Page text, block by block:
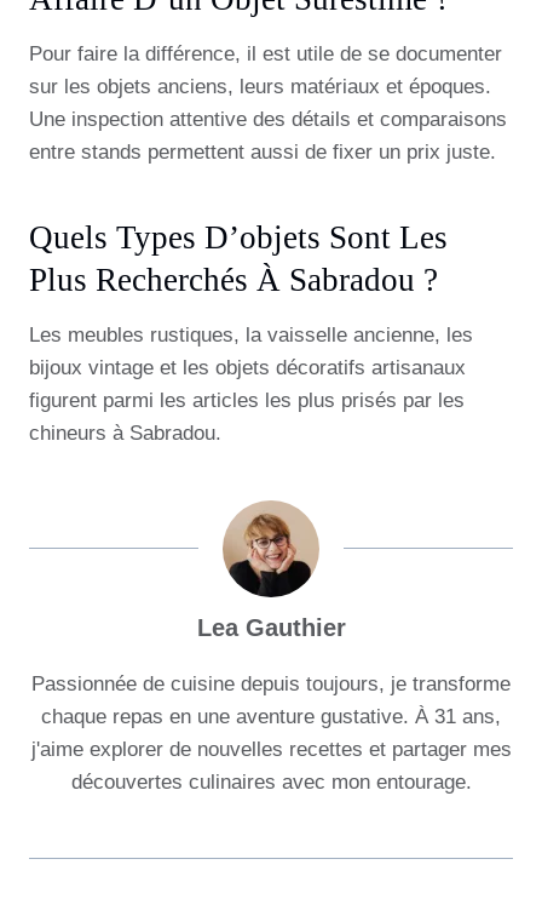
Pour faire la différence, il est utile de se documenter
sur les objets anciens, leurs matériaux et époques.
Une inspection attentive des détails et comparaisons
entre stands permettent aussi de fixer un prix juste.
Quels Types D’objets Sont Les
Plus Recherchés À Sabradou ?
Les meubles rustiques, la vaisselle ancienne, les
bijoux vintage et les objets décoratifs artisanaux
figurent parmi les articles les plus prisés par les
chineurs à Sabradou.
Lea Gauthier
Passionnée de cuisine depuis toujours, je transforme
chaque repas en une aventure gustative. À 31 ans,
j'aime explorer de nouvelles recettes et partager mes
découvertes culinaires avec mon entourage.